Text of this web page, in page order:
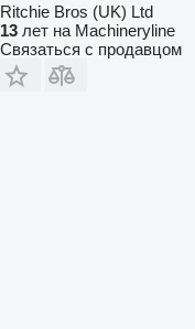
Ritchie Bros (UK) Ltd
13 лет на Machineryline
Связаться с продавцом